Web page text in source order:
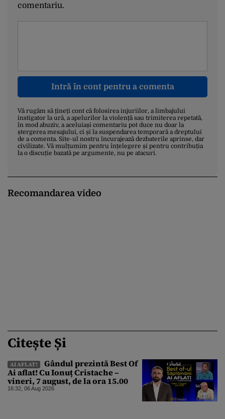
comentariu.
Intră în cont pentru a comenta
Vă rugăm să țineți cont că folosirea injuriilor, a limbajului
instigator la ură, a apelurilor la violență sau trimiterea repetată,
în mod abuziv, a aceluiași comentariu pot duce nu doar la
ștergerea mesajului, ci și la suspendarea temporară a dreptului
de a comenta. Site-ul nostru încurajează dezbaterile aprinse, dar
civilizate. Vă mulțumim pentru înțelegere și pentru contribuția
la o discuție bazată pe argumente, nu pe atacuri.
Recomandarea video
Citește Și
AI AFLAT!
Gândul prezintă Best Of
Ai aflat! Cu Ionuț Cristache –
vineri, 7 august, de la ora 15.00
16:32, 06 Aug 2026